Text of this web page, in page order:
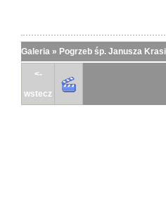
Galeria » Pogrzeb śp. Janusza
<-
wstecz